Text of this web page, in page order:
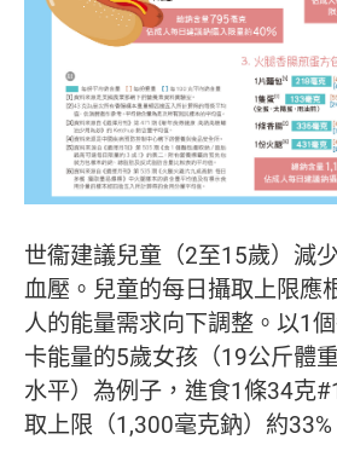
世衞建議兒童（2至15歲）減
血壓。兒童的每日攝取上限應
人的能量需求向下調整。以1
卡能量的5歲女孩（19公斤體
水平）為例子，進食1條34克
取上限（1,300毫克鈉）約